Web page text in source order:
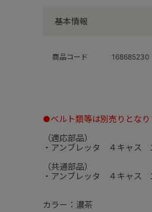
基本情報
商品コード 168685230
●ベルト類等は別売りとなり
（適応部品）
・アンブレッタ ４キャス
（共通部品）
・アンブレッタ ４キャス
カラー：濃茶